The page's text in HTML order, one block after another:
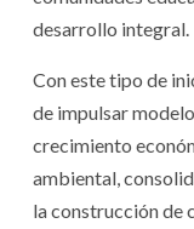
desarrollo integral.
Con este tipo de
de impulsar
crecimiento
ambiental,
la construcción de